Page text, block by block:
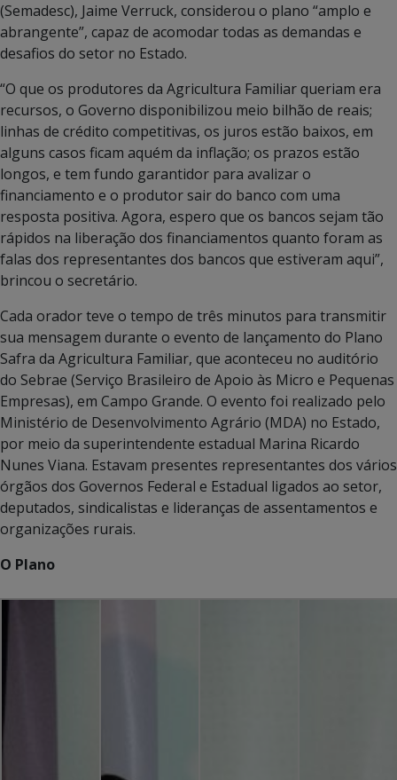
(Semadesc), Jaime Verruck, considerou o plano “amplo e
abrangente”, capaz de acomodar todas as demandas e
desafios do setor no Estado.
“O que os produtores da Agricultura Familiar queriam era
recursos, o Governo disponibilizou meio bilhão de reais;
linhas de crédito competitivas, os juros estão baixos, em
alguns casos ficam aquém da inflação; os prazos estão
longos, e tem fundo garantidor para avalizar o
financiamento e o produtor sair do banco com uma
resposta positiva. Agora, espero que os bancos sejam tão
rápidos na liberação dos financiamentos quanto foram as
falas dos representantes dos bancos que estiveram aqui”,
brincou o secretário.
Cada orador teve o tempo de três minutos para transmitir
sua mensagem durante o evento de lançamento do Plano
Safra da Agricultura Familiar, que aconteceu no auditório
do Sebrae (Serviço Brasileiro de Apoio às Micro e Pequenas
Empresas), em Campo Grande. O evento foi realizado pelo
Ministério de Desenvolvimento Agrário (MDA) no Estado,
por meio da superintendente estadual Marina Ricardo
Nunes Viana. Estavam presentes representantes dos vários
órgãos dos Governos Federal e Estadual ligados ao setor,
deputados, sindicalistas e lideranças de assentamentos e
organizações rurais.
O Plano